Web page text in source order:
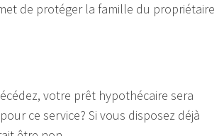
de protéger la famille du propriétaire
votre prêt hypothécaire sera
ce service? Si vous disposez déjà